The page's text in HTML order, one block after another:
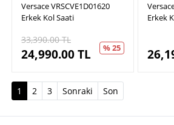
Versace VRSCVE1D01620
Erkek Kol Saati
33,390.00TL
24,990.00TL % 25
Erkek
1 (current)
2 3 Sonraki Son